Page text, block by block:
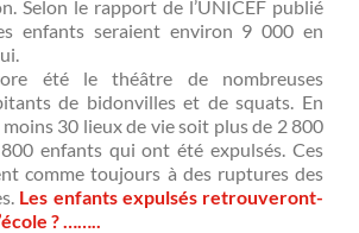
Selon le rapport de l’UNICEF publié
enfants seraient environ 9 000 en
été le théâtre de nombreuses
de bidonvilles et de squats. En
30 lieux de vie soit plus de 2 800
enfants qui ont été expulsés. Ces
comme toujours à des ruptures des
Les enfants expulsés retrouveront-
? ……..